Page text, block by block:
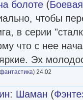
болоте (
чтобы
в серии
что с нее
Эх
) 24 02
: Шаман (